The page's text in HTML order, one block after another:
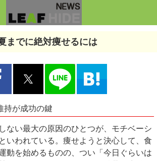
までに絶対痩せるには
持が成功の鍵
ない最大の原因のひとつが、モチベーシ
いわれている。痩せようと決心して、食
動を始めるものの、つい「今日ぐらいは